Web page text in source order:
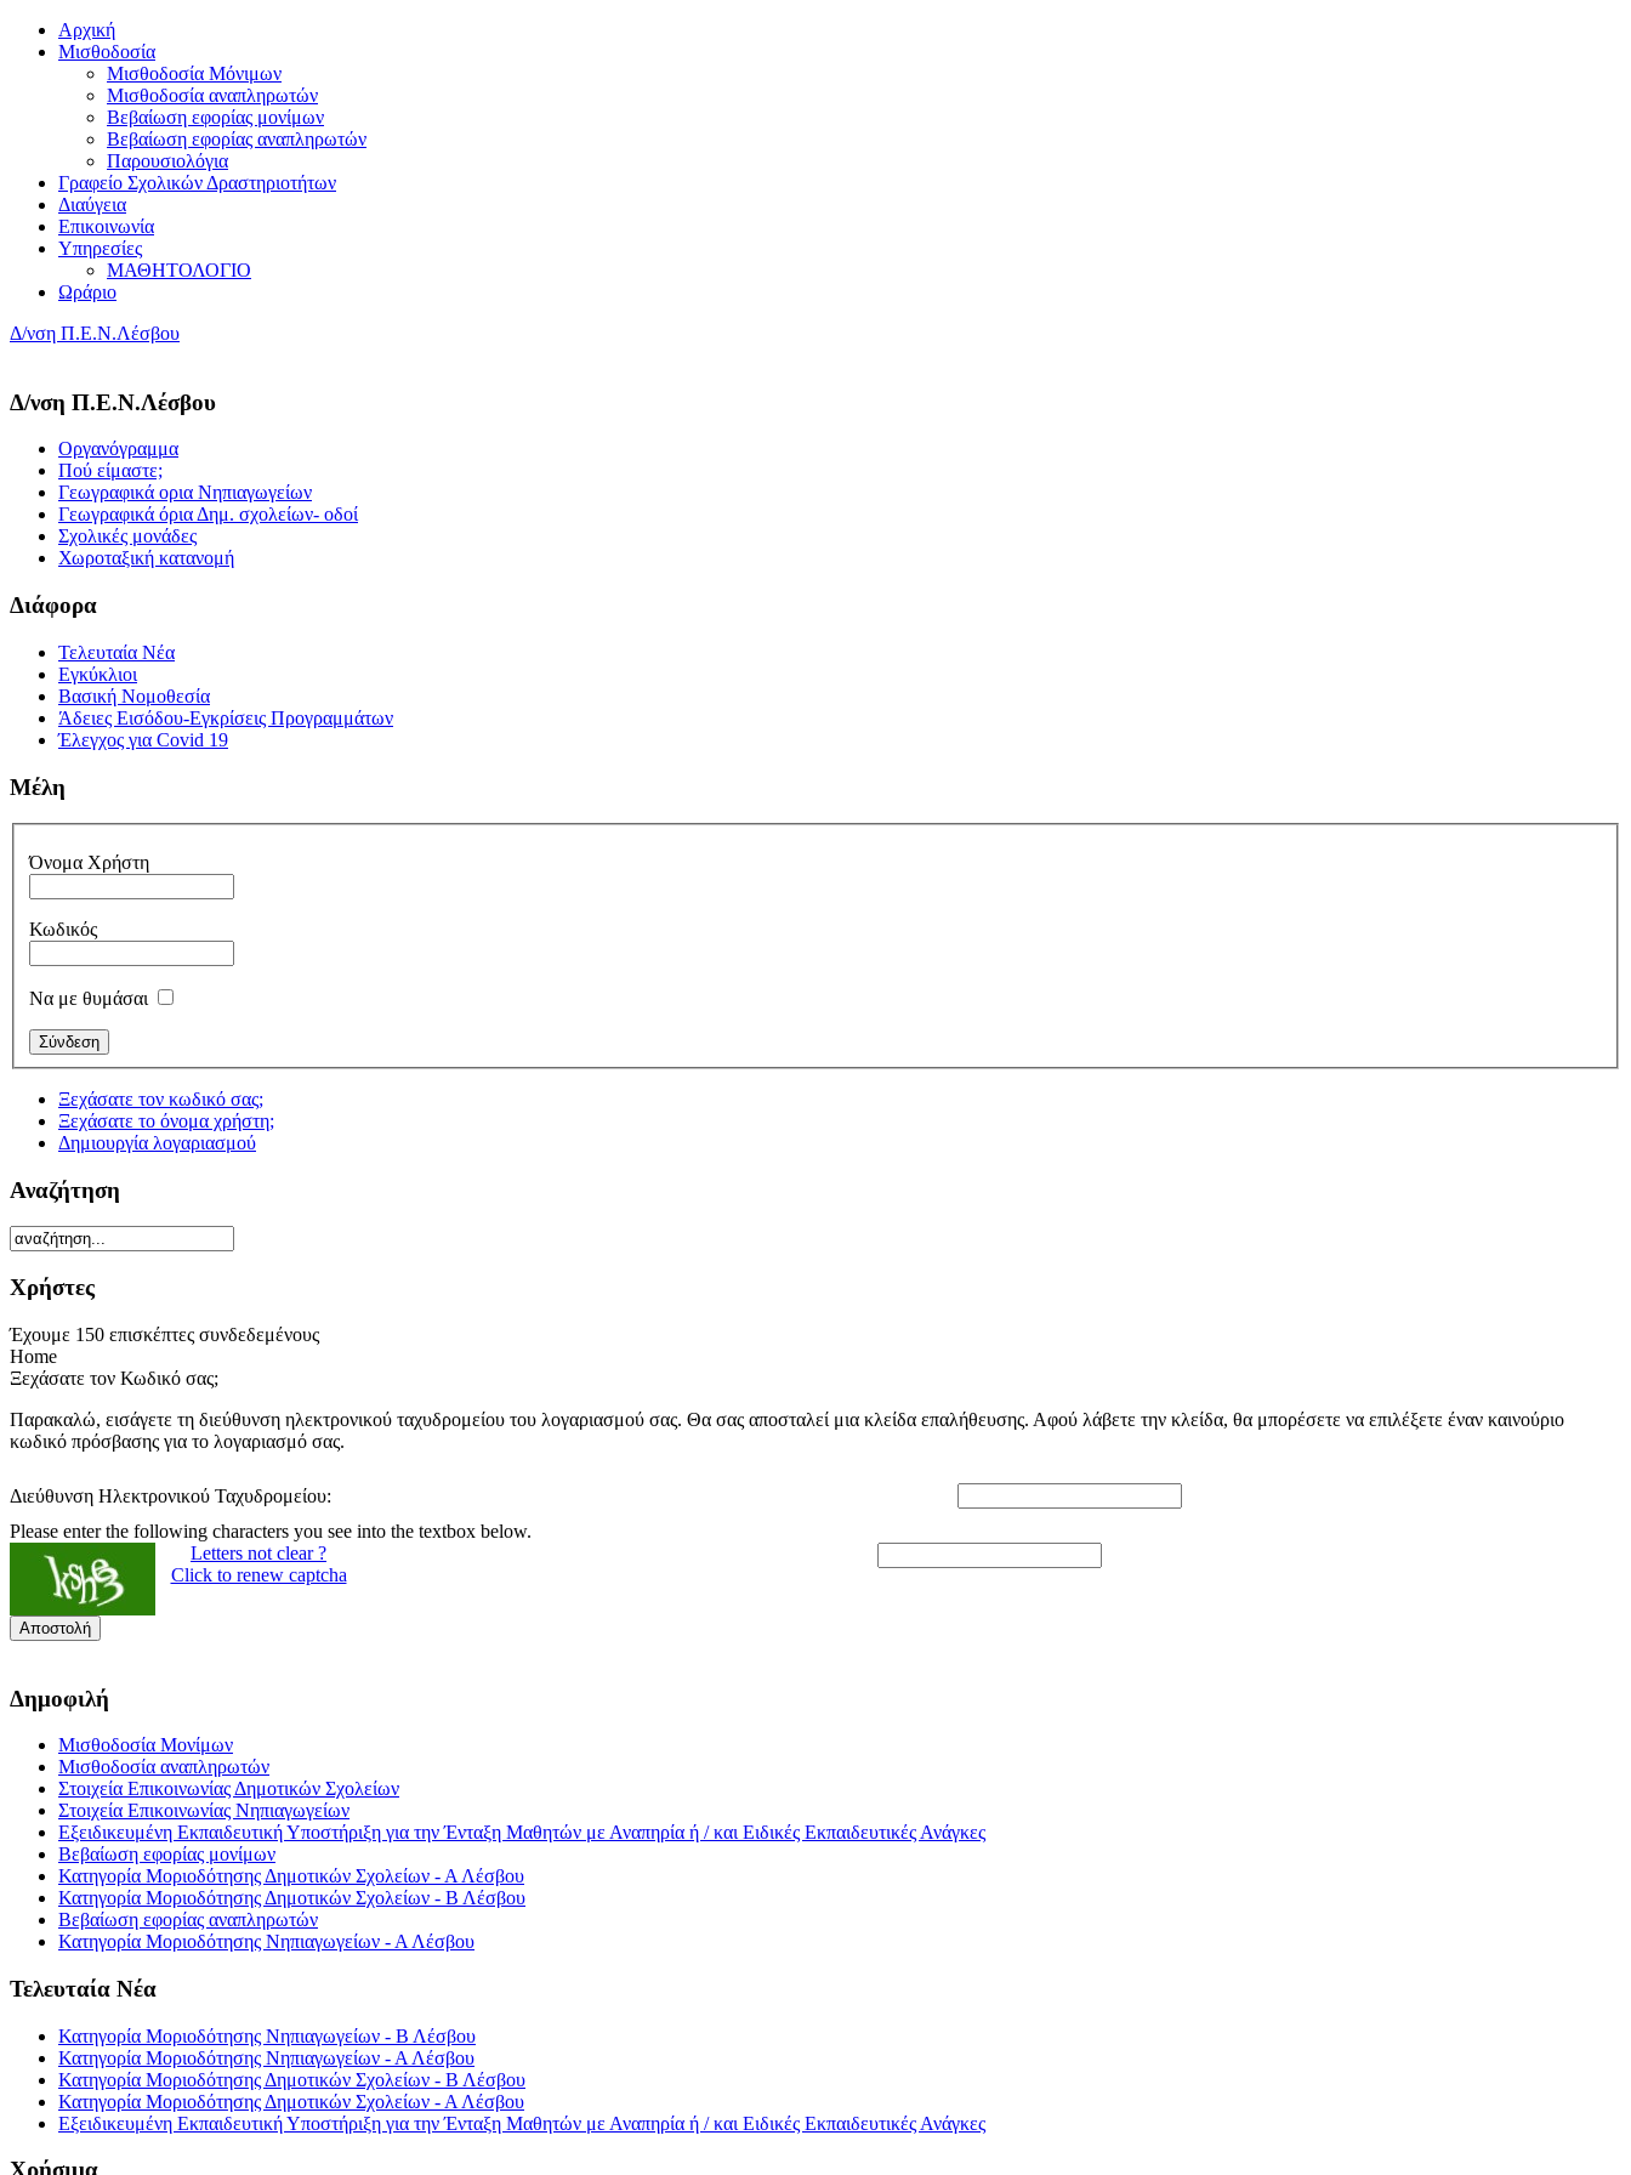
Αρχική
Μισθοδοσία
Μισθοδοσία Μόνιμων
Μισθοδοσία αναπληρωτών
Βεβαίωση εφορίας μονίμων
Βεβαίωση εφορίας αναπληρωτών
Παρουσιολόγια
Γραφείο Σχολικών Δραστηριοτήτων
Διαύγεια
Επικοινωνία
Υπηρεσίες
ΜΑΘΗΤΟΛΟΓΙΟ
Ωράριο
Δ/νση Π.Ε.Ν.Λέσβου
Δ/νση Π.Ε.Ν.Λέσβου
Οργανόγραμμα
Πού είμαστε;
Γεωγραφικά ορια Νηπιαγωγείων
Γεωγραφικά όρια Δημ. σχολείων- οδοί
Σχολικές μονάδες
Χωροταξική κατανομή
Διάφορα
Τελευταία Νέα
Εγκύκλιοι
Βασική Νομοθεσία
Άδειες Εισόδου-Εγκρίσεις Προγραμμάτων
Έλεγχος για Covid 19
Μέλη
Όνομα Χρήστη
Κωδικός
Να με θυμάσαι
Ξεχάσατε τον κωδικό σας;
Ξεχάσατε το όνομα χρήστη;
Δημιουργία λογαριασμού
Αναζήτηση
Χρήστες
Έχουμε 150 επισκέπτες συνδεδεμένους
Home
Ξεχάσατε τον Κωδικό σας;
Παρακαλώ, εισάγετε τη διεύθυνση ηλεκτρονικού ταχυδρομείου του λογαριασμού σας. Θα σας αποσταλεί μια κλείδα επαλήθευσης. Αφού λάβετε την κλείδα, θα μπορέσετε να επιλέξετε έναν καινούριο
κωδικό πρόσβασης για το λογαριασμό σας.
Διεύθυνση Ηλεκτρονικού Ταχυδρομείου:
Please enter the following characters you see into the textbox below.
Letters not clear ?
Click to renew captcha
Αποστολή
Δημοφιλή
Μισθοδοσία Μονίμων
Μισθοδοσία αναπληρωτών
Στοιχεία Επικοινωνίας Δημοτικών Σχολείων
Στοιχεία Επικοινωνίας Νηπιαγωγείων
Εξειδικευμένη Εκπαιδευτική Υποστήριξη για την Ένταξη Μαθητών με Αναπηρία ή / και Eιδικές Εκπαιδευτικές Ανάγκες
Βεβαίωση εφορίας μονίμων
Κατηγορία Μοριοδότησης Δημοτικών Σχολείων - Α Λέσβου
Κατηγορία Μοριοδότησης Δημοτικών Σχολείων - Β Λέσβου
Βεβαίωση εφορίας αναπληρωτών
Κατηγορία Μοριοδότησης Νηπιαγωγείων - Α Λέσβου
Τελευταία Νέα
Κατηγορία Μοριοδότησης Νηπιαγωγείων - Β Λέσβου
Κατηγορία Μοριοδότησης Νηπιαγωγείων - Α Λέσβου
Κατηγορία Μοριοδότησης Δημοτικών Σχολείων - Β Λέσβου
Κατηγορία Μοριοδότησης Δημοτικών Σχολείων - Α Λέσβου
Εξειδικευμένη Εκπαιδευτική Υποστήριξη για την Ένταξη Μαθητών με Αναπηρία ή / και Eιδικές Εκπαιδευτικές Ανάγκες